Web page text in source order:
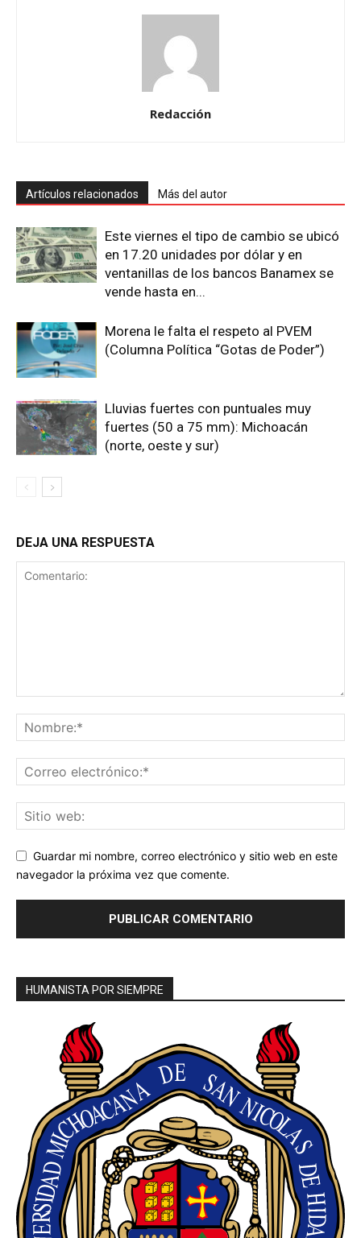
Redacción
Artículos relacionados Más del autor
Este viernes el tipo de cambio se ubicó
en 17.20 unidades por dólar y en
ventanillas de los bancos Banamex se
vende hasta en...
Morena le falta el respeto al PVEM
(Columna Política “Gotas de Poder”)
Lluvias fuertes con puntuales muy
fuertes (50 a 75 mm): Michoacán
(norte, oeste y sur)
DEJA UNA RESPUESTA
Guardar mi nombre, correo electrónico y sitio web en este
navegador la próxima vez que comente.
HUMANISTA POR SIEMPRE